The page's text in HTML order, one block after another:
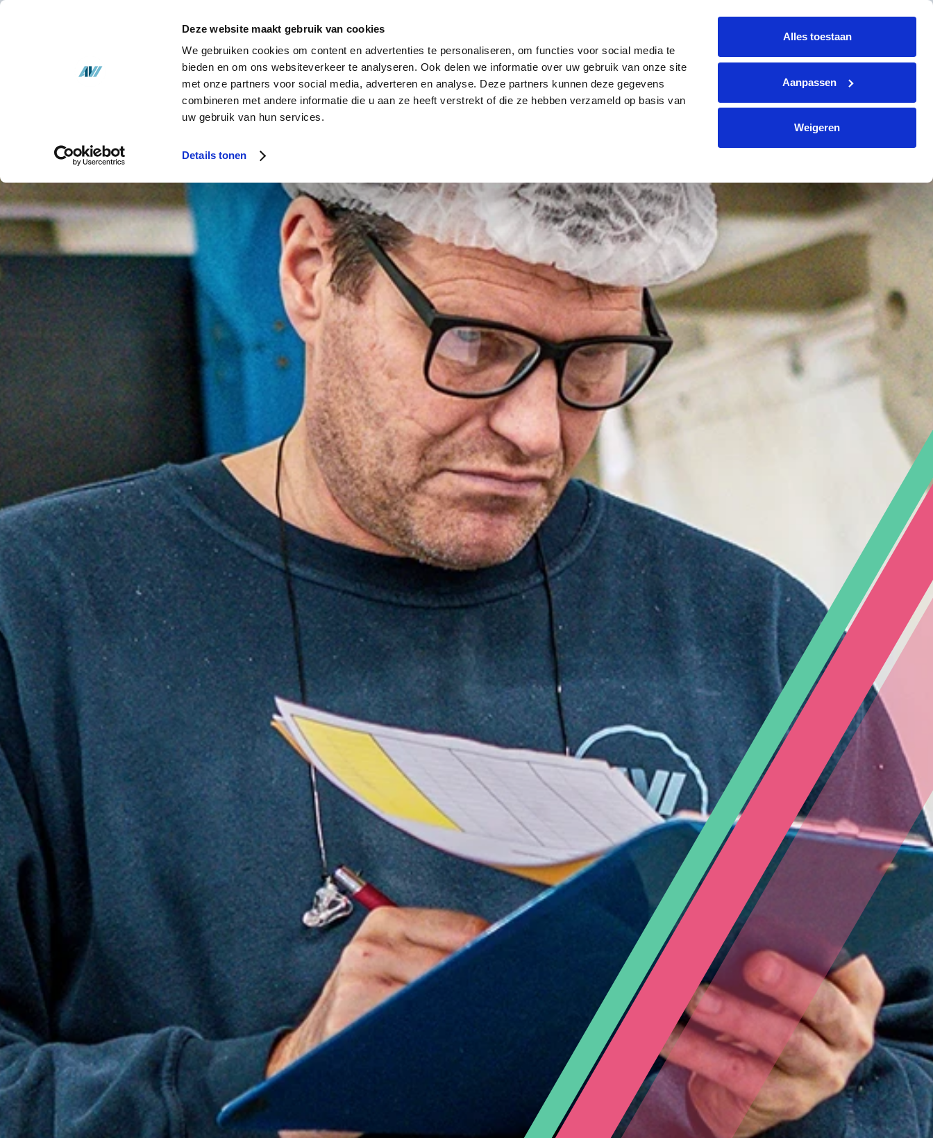
Deze website maakt gebruik van cookies
We gebruiken cookies om content en advertenties te personaliseren, om functies voor social media te
bieden en om ons websiteverkeer te analyseren. Ook delen we informatie over uw gebruik van onze site
met onze partners voor social media, adverteren en analyse. Deze partners kunnen deze gegevens
combineren met andere informatie die u aan ze heeft verstrekt of die ze hebben verzameld op basis van
uw gebruik van hun services.
Details tonen
Alles toestaan
Aanpassen
Weigeren
+31 (0)299 364330 info@avi-volendam.nl
FR
NOS SOLUTIONS STOCK À PROPOS DE NOUS ACTUALITÉS CONTACT Demander un devis